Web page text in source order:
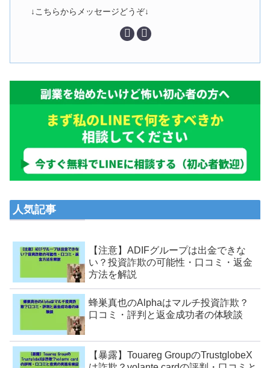
↓こちらからメッセージどうぞ↓
人気記事
【注意】ADIFグループは出金できな
い？投資詐欺の可能性・口コミ・返金
方法を解説
蜂巣真也のAlphaはマルチ投資詐欺？
口コミ・評判と返金成功者の体験談
【暴露】Touareg GroupのTrustglobeX